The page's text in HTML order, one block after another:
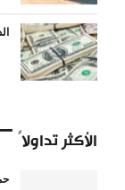
الأكثر تداولاً